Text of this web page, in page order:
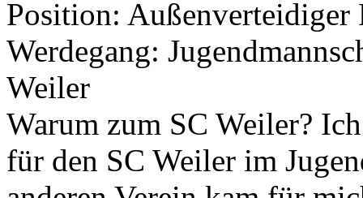
Position: Außenverteidiger
Werdegang:
Weiler
Warum zum SC Weiler?
für den SC Weiler im